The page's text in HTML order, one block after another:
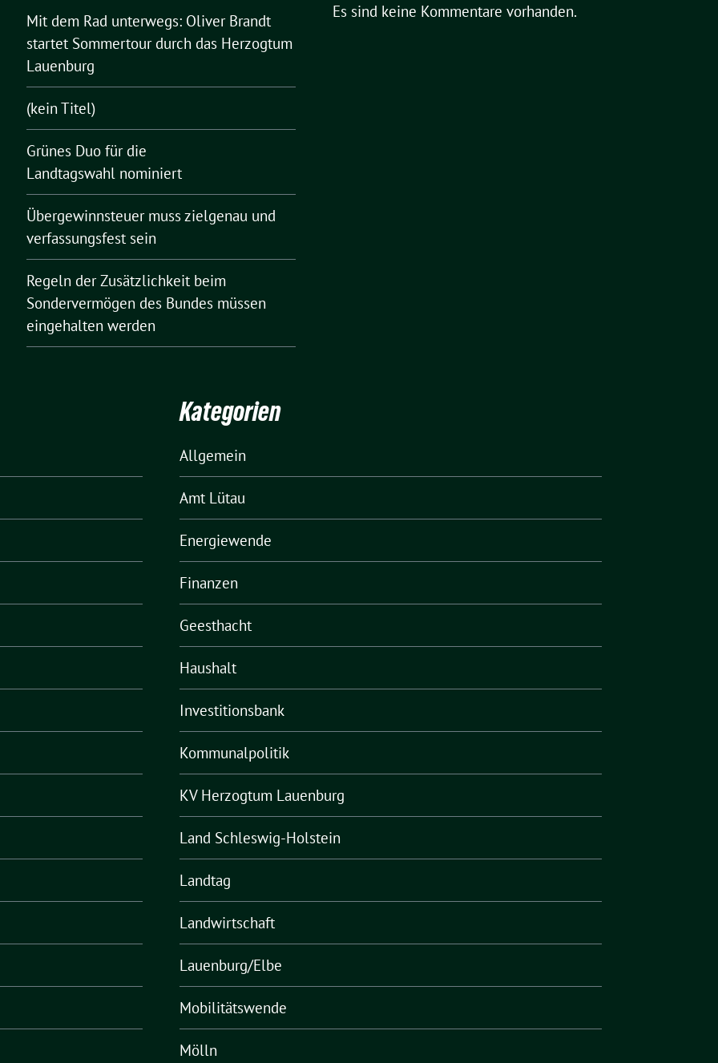
Mit dem Rad unterwegs: Oliver Brandt
startet Sommertour durch das Herzogtum
Lauenburg
(kein Titel)
Grünes Duo für die
Landtagswahl nominiert
Übergewinnsteuer muss zielgenau und
verfassungsfest sein
Regeln der Zusätzlichkeit beim
Sondervermögen des Bundes müssen
eingehalten werden
Es sind keine Kommentare vorhanden.
Kategorien
Allgemein
Amt Lütau
Energiewende
Finanzen
Geesthacht
Haushalt
Investitionsbank
Kommunalpolitik
KV Herzogtum Lauenburg
Land Schleswig-Holstein
Landtag
Landwirtschaft
Lauenburg/Elbe
Mobilitätswende
Mölln